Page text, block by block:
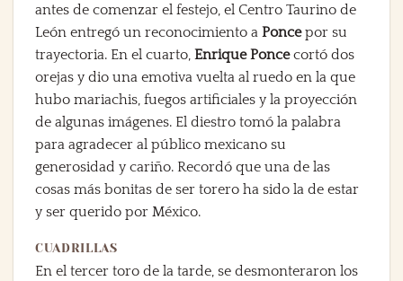
antes de comenzar el festejo, el Centro Taurino de
León entregó un reconocimiento a Poncepor su
trayectoria. En el cuarto, Enrique Poncecortó dos
orejas y dio una emotiva vuelta al ruedo en la que
hubo mariachis, fuegos artificiales y la proyección
de algunas imágenes. El diestro tomó la palabra
para agradecer al público mexicano su
generosidad y cariño. Recordó que una de las
cosas más bonitas de ser torero ha sido la de estar
y ser querido por México.
CUADRILLAS
En el tercer toro de la tarde, se desmonteraron los